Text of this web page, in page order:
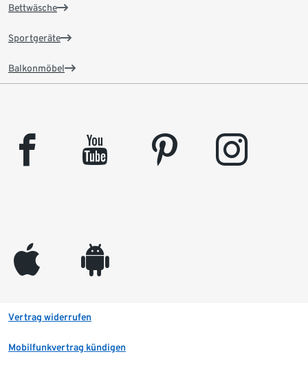
Bettwäsche
Sportgeräte
Balkonmöbel
facebook youtube pinterest instagram
appleinc android
Vertrag widerrufen
Mobilfunkvertrag kündigen